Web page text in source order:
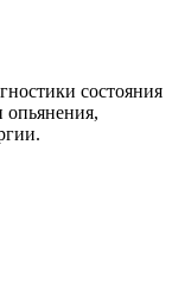
состояния
опьянения,